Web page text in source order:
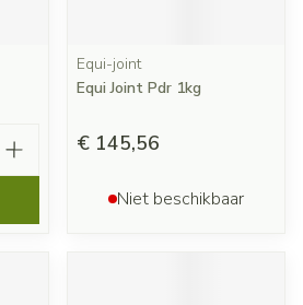
Equi-joint
Equi Joint Pdr 1kg
€ 145,56
Niet beschikbaar